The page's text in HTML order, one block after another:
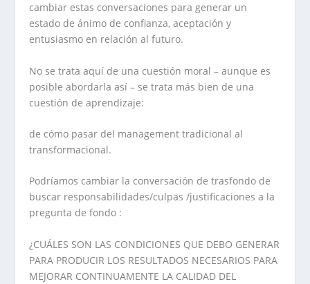
cambiar estas conversaciones para generar un
estado de ánimo de confianza, aceptación y
entusiasmo en relación al futuro.
No se trata aquí de una cuestión moral – aunque es
posible abordarla así – se trata más bien de una
cuestión de aprendizaje:
de cómo pasar del management tradicional al
transformacional.
Podríamos cambiar la conversación de trasfondo de
buscar responsabilidades/culpas /justificaciones a la
pregunta de fondo :
¿CUÁLES SON LAS CONDICIONES QUE DEBO GENERAR
PARA PRODUCIR LOS RESULTADOS NECESARIOS PARA
MEJORAR CONTINUAMENTE LA CALIDAD DEL